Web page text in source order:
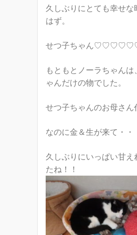
久しぶりにとても幸せな
はず。
せつ子ちゃん
もともとノーラちゃんは
ゃんだけの物でした。
せつ子ちゃんのお母さん
なのに金＆生が来て・・
久しぶりにいっぱい甘え
たね！！